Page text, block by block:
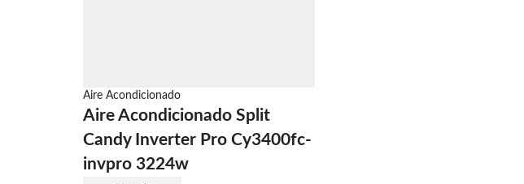
Aire Acondicionado
Aire Acondicionado Split
Candy Inverter Pro Cy3400fc-
invpro 3224w